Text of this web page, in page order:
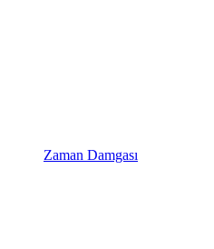
Zaman Damgası